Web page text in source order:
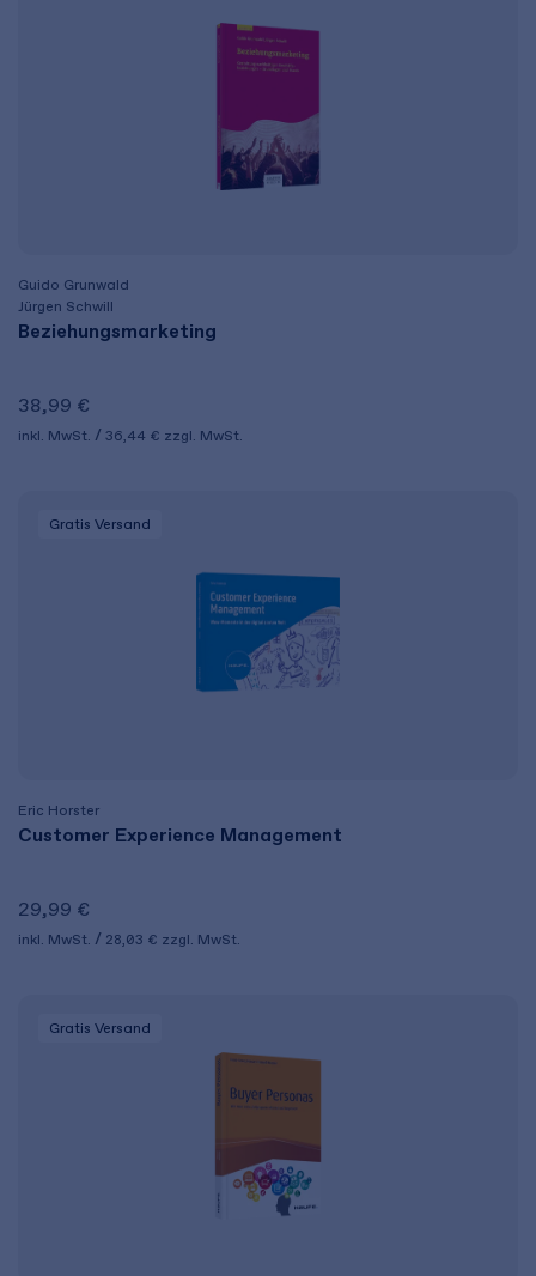
Guido Grunwald
Jürgen Schwill
Beziehungsmarketing
38,99 €
inkl. MwSt. 36,44 € zzgl. MwSt.
Gratis Versand
Eric Horster
Customer Experience Management
29,99 €
inkl. MwSt. 28,03 € zzgl. MwSt.
Gratis Versand